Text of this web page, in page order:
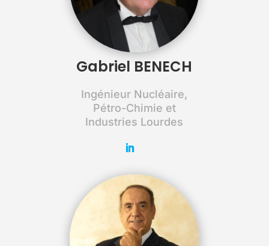
Gabriel BENECH
Ingénieur Nucléaire,
Pétro-Chimie et
Industries Lourdes